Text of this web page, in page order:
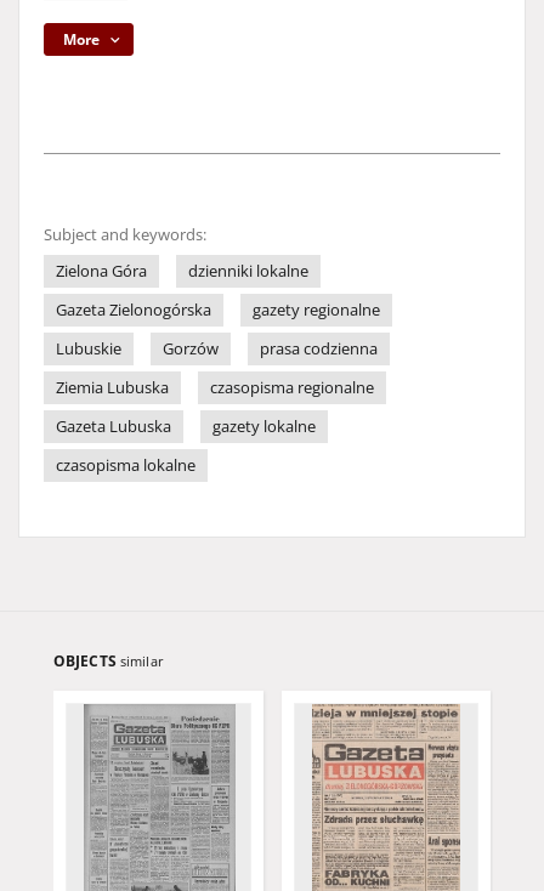
More
Subject and keywords:
Zielona Góra
dzienniki lokalne
Gazeta Zielonogórska
gazety regionalne
Lubuskie
Gorzów
prasa codzienna
Ziemia Lubuska
czasopisma regionalne
Gazeta Lubuska
gazety lokalne
czasopisma lokalne
OBJECTS similar